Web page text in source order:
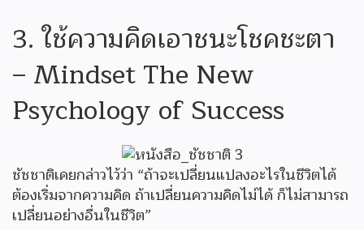
3. ใช้ความคิดเอาชนะโชคชะตา
– Mindset The New
Psychology of Success
ชัชชาติเคยกล่าวไว้ว่า “ถ้าจะเปลี่ยนแปลงอะไรในชีวิตได้
ต้องเริ่มจากความคิด ถ้าเปลี่ยนความคิดไม่ได้ ก็ไม่สามารถ
เปลี่ยนอย่างอื่นในชีวิต”